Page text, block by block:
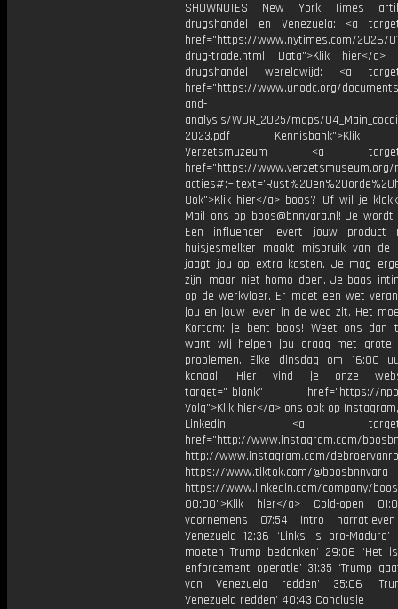
SHOWNOTES New York Times
drugshandel en Venezuela: <a
href="https://www.nytimes.com/2026/
drug-trade.html Data">Klik hier</
drugshandel wereldwijd: <a
href="https://www.unodc.org/
and-
analysis/WDR_2025/maps/
2023.pdf Kennisbank">Klik
Verzetsmuzeum <a
href="https://www.verzetsmuseum.org/
Ook">Klik hier</a> boos? Of wil je
Mail ons op boos@bnnvara.nl! Je wordt
Een influencer levert jouw product
huisjesmelker maakt misbruik van de
jaagt jou op extra kosten. Je mag
zijn, maar niet homo doen. Je baas
op de werkvloer. Er moet een wet
jou en jouw leven in de weg zit. Het
Kortom: je bent boos! Weet ons dan
want wij helpen jou graag met grote
problemen. Elke dinsdag om 16:00
kanaal! Hier vind je onze
target="_blank" href="https://
Volg">Klik hier</a> ons ook op
Linkedin: <a
href="http://www.instagram.com/
http://www.instagram.com/
https://www.tiktok.com/@boosbnnvara
https://www.linkedin.com/company/
00:00">Klik hier</a> Cold-open
voornemens 07:54 Intro
Venezuela 12:36 ‘Links is pro-Maduro’
moeten Trump bedanken’ 29:06 ‘Het
enforcement operatie’ 31:35 ‘Trump
van Venezuela redden’ 35:06
Venezuela redden’ 40:43 Conclusie